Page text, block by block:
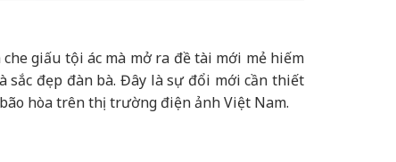
giấu tội ác mà mở ra đề tài mới mẻ hiếm
sắc đẹp đàn bà. Đây là sự đổi mới cần thiết
hòa trên thị trường điện ảnh Việt Nam.